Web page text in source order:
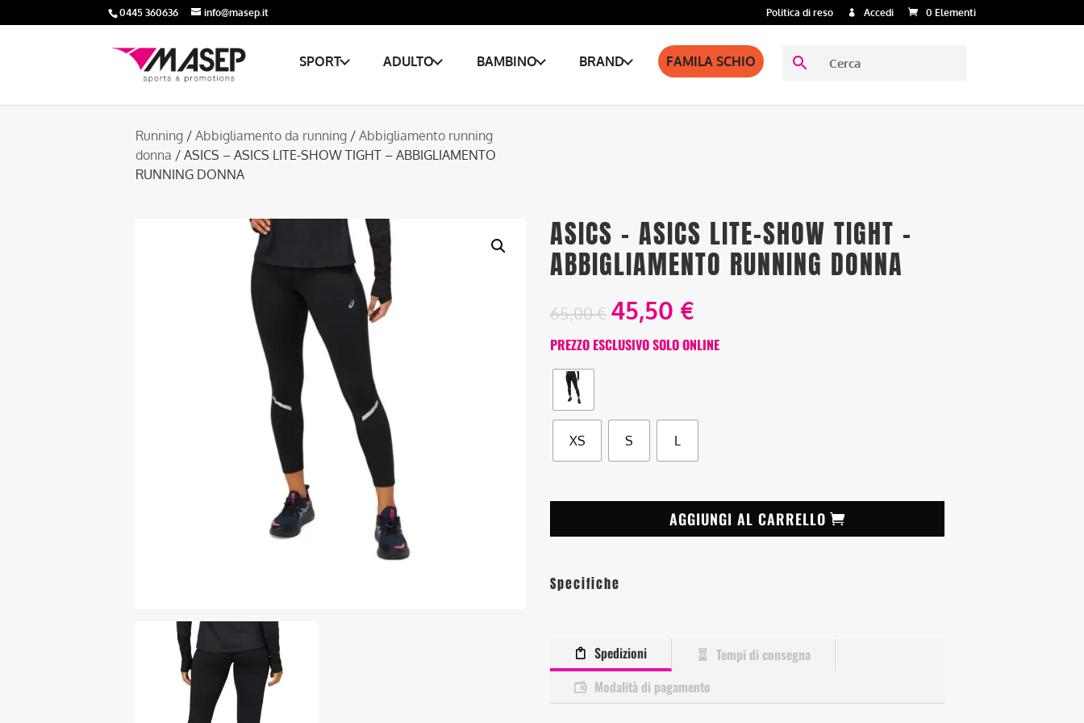
0445 360636 info@masep.it Politica di reso Accedi 0 Elementi
SPORT ADULTO BAMBINO BRAND FAMILA SCHIO
Running / Abbigliamento da running / Abbigliamento running
donna / ASICS – ASICS LITE-SHOW TIGHT – ABBIGLIAMENTO
RUNNING DONNA
ASICS – ASICS LITE-SHOW TIGHT –
ABBIGLIAMENTO RUNNING DONNA
65,00€ 45,50 €
PREZZO ESCLUSIVO SOLO ONLINE
XS S L
AGGIUNGI AL CARRELLO
Specifiche
Spedizioni
Tempi di consegna
Modalità di pagamento